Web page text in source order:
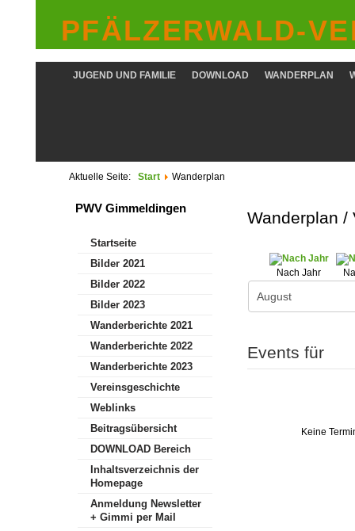
PFÄLZERWALD-
WANDERPLAN
DOWNLOAD
JUGEND UND FAMILIE
Aktuelle Seite: Start Wanderplan
Wanderplan /
Nach Jahr
Events für
Keine
PWV Gimmeldingen
Startseite
Bilder 2021
Bilder 2022
Bilder 2023
Wanderberichte 2021
Wanderberichte 2022
Wanderberichte 2023
Vereinsgeschichte
Weblinks
Beitragsübersicht
DOWNLOAD Bereich
Inhaltsverzeichnis der
Homepage
Anmeldung Newsletter
+ Gimmi per Mail